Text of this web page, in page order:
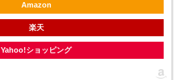
Amazon
楽天
Yahoo!ショッピング